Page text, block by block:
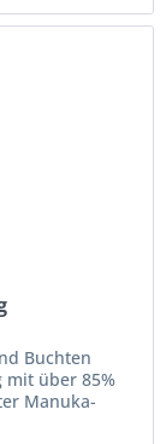
Buchten
mit über 85%
Manuka-